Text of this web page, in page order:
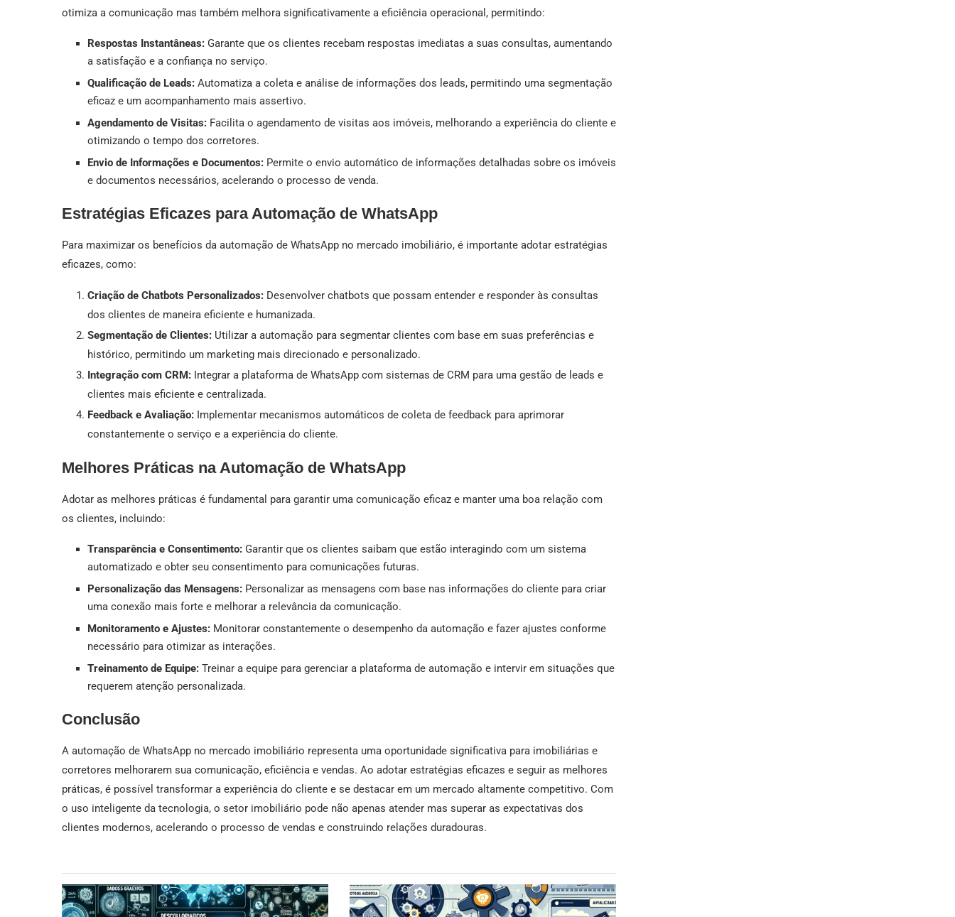
otimiza a comunicação mas também melhora significativamente a eficiência operacional, permitindo:
Respostas Instantâneas: Garante que os clientes recebam respostas imediatas a suas consultas, aumentando
a satisfação e a confiança no serviço.
Qualificação de Leads: Automatiza a coleta e análise de informações dos leads, permitindo uma segmentação
eficaz e um acompanhamento mais assertivo.
Agendamento de Visitas: Facilita o agendamento de visitas aos imóveis, melhorando a experiência do cliente e
otimizando o tempo dos corretores.
Envio de Informações e Documentos: Permite o envio automático de informações detalhadas sobre os imóveis
e documentos necessários, acelerando o processo de venda.
Estratégias Eficazes para Automação de WhatsApp
Para maximizar os benefícios da automação de WhatsApp no mercado imobiliário, é importante adotar estratégias
eficazes, como:
Criação de Chatbots Personalizados: Desenvolver chatbots que possam entender e responder às consultas
dos clientes de maneira eficiente e humanizada.
Segmentação de Clientes: Utilizar a automação para segmentar clientes com base em suas preferências e
histórico, permitindo um marketing mais direcionado e personalizado.
Integração com CRM: Integrar a plataforma de WhatsApp com sistemas de CRM para uma gestão de leads e
clientes mais eficiente e centralizada.
Feedback e Avaliação: Implementar mecanismos automáticos de coleta de feedback para aprimorar
constantemente o serviço e a experiência do cliente.
Melhores Práticas na Automação de WhatsApp
Adotar as melhores práticas é fundamental para garantir uma comunicação eficaz e manter uma boa relação com
os clientes, incluindo:
Transparência e Consentimento: Garantir que os clientes saibam que estão interagindo com um sistema
automatizado e obter seu consentimento para comunicações futuras.
Personalização das Mensagens: Personalizar as mensagens com base nas informações do cliente para criar
uma conexão mais forte e melhorar a relevância da comunicação.
Monitoramento e Ajustes: Monitorar constantemente o desempenho da automação e fazer ajustes conforme
necessário para otimizar as interações.
Treinamento de Equipe: Treinar a equipe para gerenciar a plataforma de automação e intervir em situações que
requerem atenção personalizada.
Conclusão
A automação de WhatsApp no mercado imobiliário representa uma oportunidade significativa para imobiliárias e
corretores melhorarem sua comunicação, eficiência e vendas. Ao adotar estratégias eficazes e seguir as melhores
práticas, é possível transformar a experiência do cliente e se destacar em um mercado altamente competitivo. Com
o uso inteligente da tecnologia, o setor imobiliário pode não apenas atender mas superar as expectativas dos
clientes modernos, acelerando o processo de vendas e construindo relações duradouras.